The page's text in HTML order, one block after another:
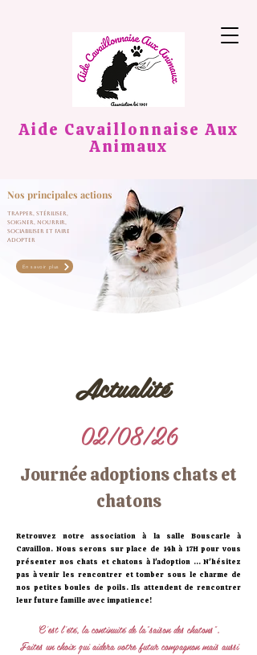
Aide Cavaillonnaise Aux
Animaux
Nos principales actions
Trapper, stériliser,
soigner, nourrir,
sociabiliser et faire
adopter
En savoir plus
02/08/26
Journée adoptions chats et
chatons
Retrouvez notre association à la salle Bouscarle à
Cavaillon. Nous serons sur place de 14h à 17H pour vous
présenter nos chats et chatons à l'adoption ... N'hésitez
pas à venir les rencontrer et tomber sous le charme de
nos petites boules de poils. Ils attendent de rencontrer
leur future famille avec impatience!
C'est l'été, la continuité de la"saison des chatons".
Faites un choix qui aidera votre futur compagnon mais aussi
Actualité